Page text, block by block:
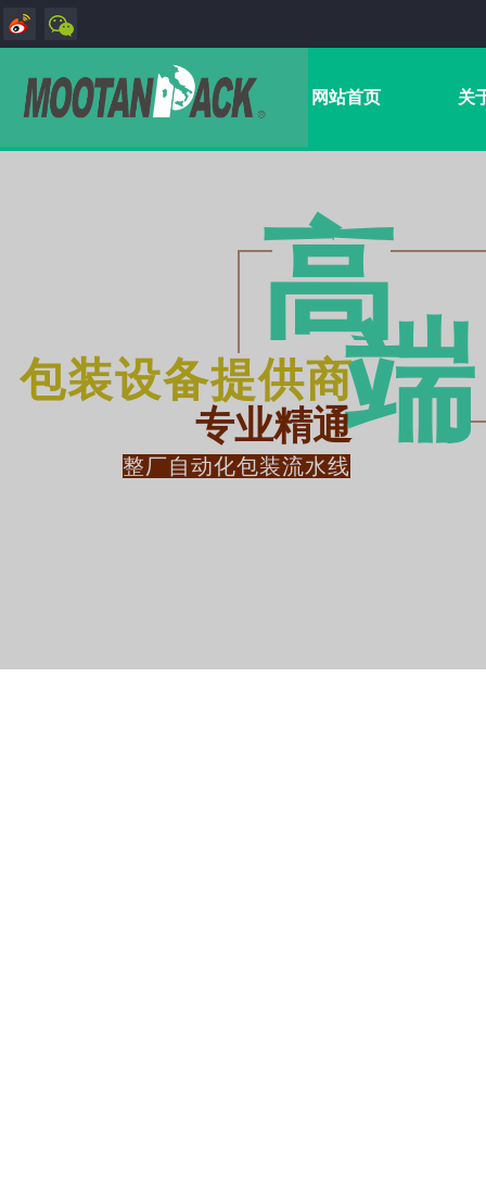
网站首页 关
包装设备提供商
高
专业精通端​
整厂自动化包装流水线